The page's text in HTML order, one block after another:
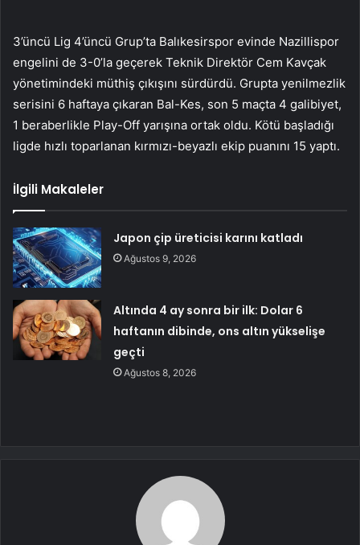
3’üncü Lig 4’üncü Grup’ta Balıkesirspor evinde Nazillispor
engelini de 3-0’la geçerek Teknik Direktör Cem Kavçak
yönetimindeki müthiş çıkışını sürdürdü. Grupta yenilmezlik
serisini 6 haftaya çıkaran Bal-Kes, son 5 maçta 4 galibiyet,
1 beraberlikle Play-Off yarışına ortak oldu. Kötü başladığı
ligde hızlı toparlanan kırmızı-beyazlı ekip puanını 15 yaptı.
İlgili Makaleler
Japon çip üreticisi karını katladı
Ağustos 9, 2026
Altında 4 ay sonra bir ilk: Dolar 6
haftanın dibinde, ons altın yükselişe
geçti
Ağustos 8, 2026